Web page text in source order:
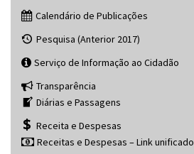
Calendário de Publicações
Pesquisa (Anterior 2017)
Serviço de Informação ao Cidadão
Transparência
Diárias e Passagens
Receita e Despesas
Receitas e Despesas – Link unificado